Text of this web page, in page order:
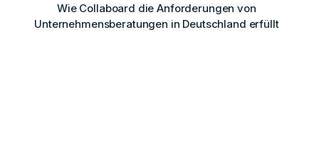
Wie Collaboard die Anforderungen von
Unternehmensberatungen in Deutschland erfüllt